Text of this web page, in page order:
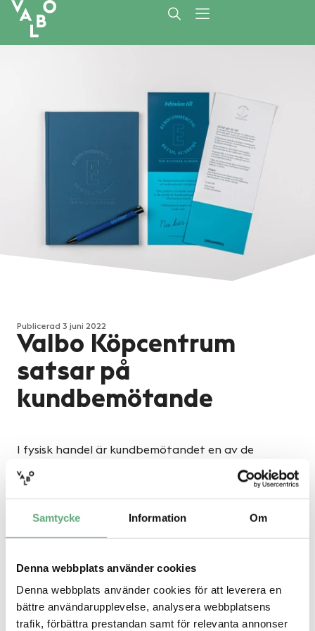
Samtycke Information Om
Denna webbplats använder cookies
Denna webbplats använder cookies för att leverera en
bättre användarupplevelse, analysera webbplatsens
trafik, förbättra prestandan samt för relevanta annonser
Publicerad 3 juni 2022
Valbo Köpcentrum
satsar på
kundbemötande
I fysisk handel är kundbemötandet en av de
främsta tillgångarna och avgörande i såväl
konkurrensen inom handeln som för besökarens
upplevelse.
Köpcentrum och fastighetsägarens sex övriga
kundbemötande och service. Historiskt sedan 2019
har de butiksanställda erbjudits fysiska träffar med